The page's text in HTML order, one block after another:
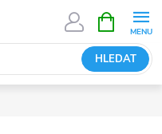
HLEDAT
NÁKUPNÍ
KOŠÍK